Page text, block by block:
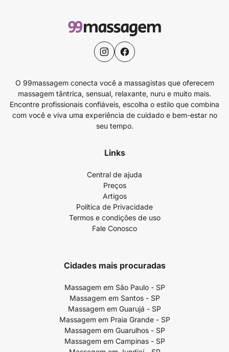
O 99massagem conecta você a massagistas que oferecem
massagem tântrica, sensual, relaxante, nuru e muito mais.
Encontre profissionais confiáveis, escolha o estilo que combina
com você e viva uma experiência de cuidado e bem-estar no
seu tempo.
Links
Central de ajuda
Preços
Artigos
Política de Privacidade
Termos e condições de uso
Fale Conosco
Cidades mais procuradas
Massagem em São Paulo - SP
Massagem em Santos - SP
Massagem em Guarujá - SP
Massagem em Praia Grande - SP
Massagem em Guarulhos - SP
Massagem em Campinas - SP